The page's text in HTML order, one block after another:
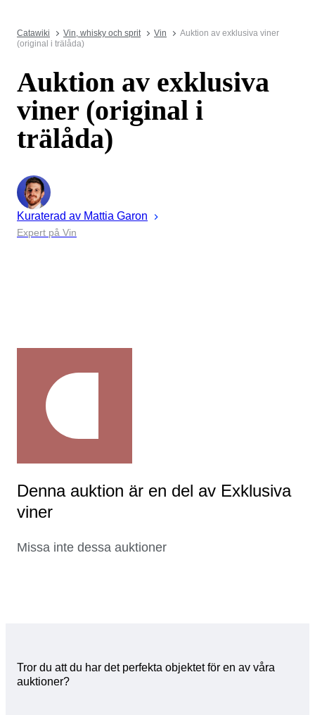
Catawiki Vin, whisky och sprit Vin
Auktion av exklusiva viner
(original i trälåda)
Auktion av exklusiva
viner (original i
trälåda)
Kuraterad av Mattia Garon
Expert på Vin
Denna auktion är en del av Exklusiva
viner
Missa inte dessa auktioner
Tror du att du har det perfekta objektet för en av våra
auktioner?